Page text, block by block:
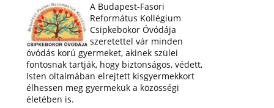
A Budapest-Fasori
Református Kollégium
Csipkebokor Óvódája
szeretettel vár minden
óvódás korú gyermeket, akinek szülei
fontosnak tartják, hogy biztonságos, védett,
Isten oltalmában elrejtett kisgyermekkort
élhessen meg gyermekük a közösségi
életében is.